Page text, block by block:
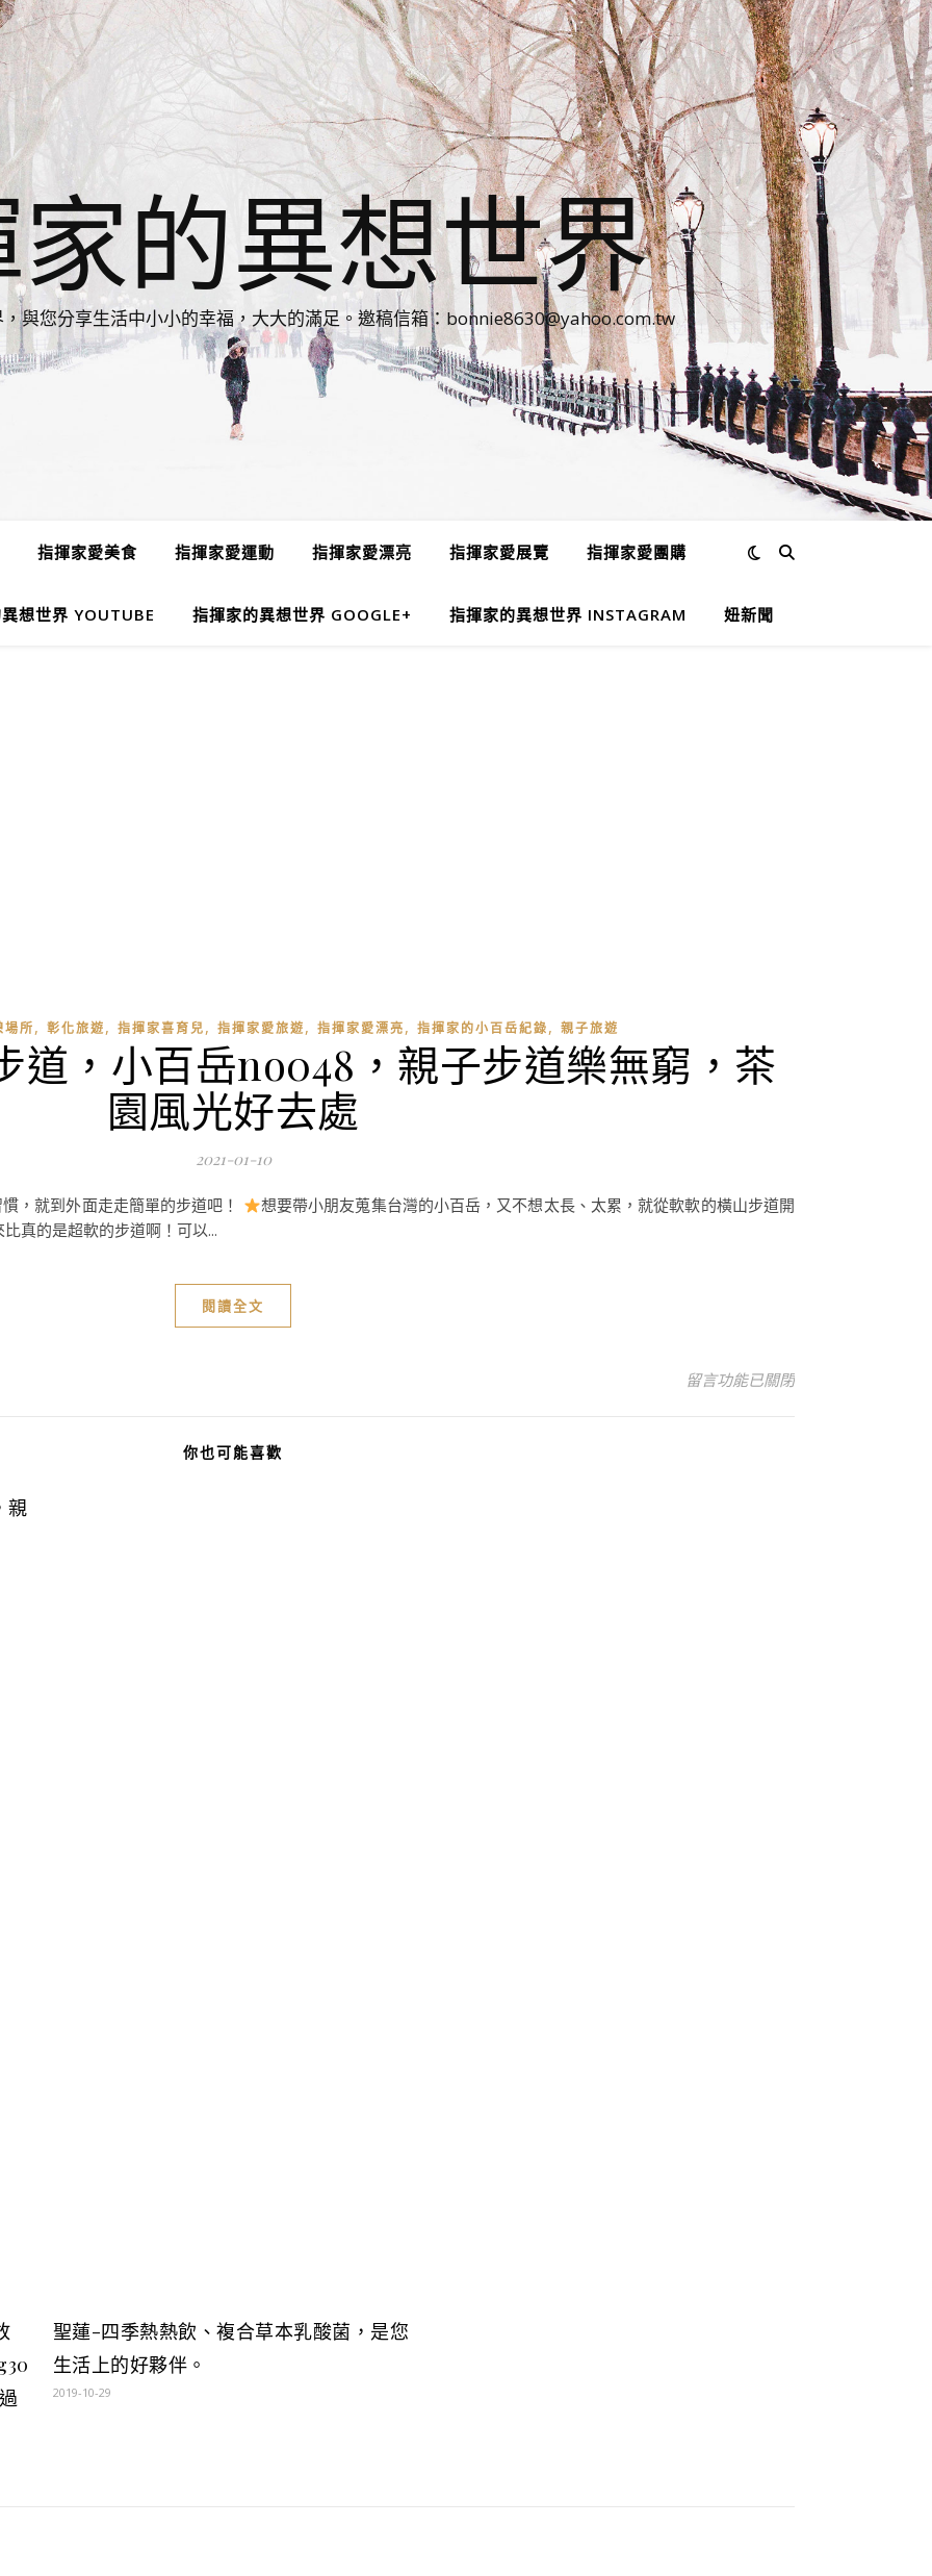
的異想世界
與您分享生活中小小的幸福，大大的滿足。邀稿信箱：bonnie8630@yahoo.com.tw
指揮家愛美食 指揮家愛運動 指揮家愛漂亮 指揮家愛展覽 指揮家愛團購
想世界 YOUTUBE 指揮家的異想世界 GOOGLE+ 指揮家的異想世界 INSTAGRAM 妞新聞
場所, 彰化旅遊, 指揮家喜育兒, 指揮家愛旅遊, 指揮家愛漂亮, 指揮家的小百岳紀錄, 親子旅遊
道，小百岳no048，親子步道樂無窮，茶
園風光好去處
2021-01-10
，就到外面走走簡單的步道吧！
想要帶小朋友蒐集台灣的小百岳，又不想太長、太累，就從軟軟的橫山步道開
真的是超軟的步道啊！可以...
閱讀全文
在〈彰化八卦山橫山步道，小百岳
留言功能已關閉
你也可能喜歡
親
聖蓮-四季熱熱飲、複合草本乳酸菌，是您
生活上的好夥伴。
2019-10-29